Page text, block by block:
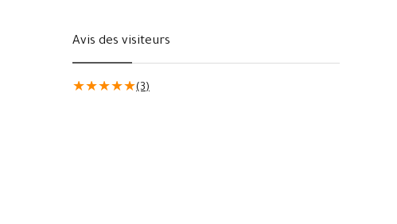
Avis des visiteurs
★★★★★(3)